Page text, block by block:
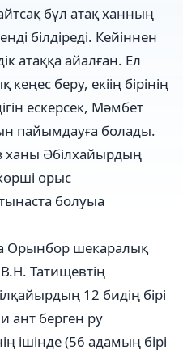
бұл атақ ханның
білдіреді. Кейіннен
атаққа айалған. Ел
беру, екіің бірінің
ескерсек, Мәмбет
пайымдауға болады.
ханы Әбілхайырдың
орыс
болуыа
Орынбор шекаралық
Татищевтің
12 бидің бірі
ант берген ру
ішінде (56 адамың бірі